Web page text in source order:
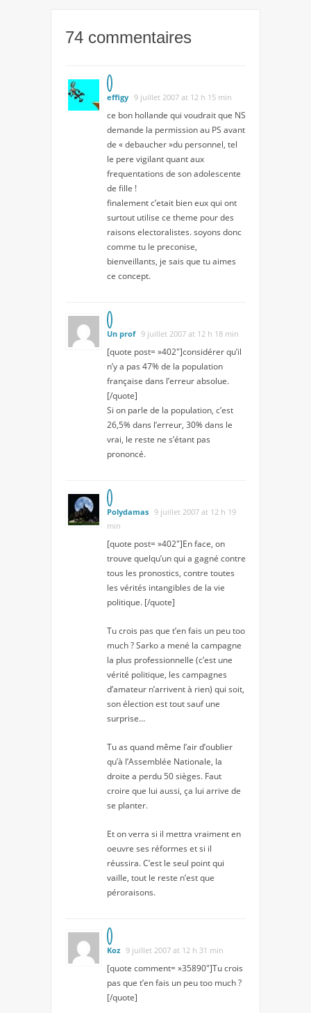
74 commentaires
effigy 9 juillet 2007 at 12 h 15 min
ce bon hollande qui voudrait que NS
demande la permission au PS avant
de « debaucher »du personnel, tel
le pere vigilant quant aux
frequentations de son adolescente
de fille !
finalement c’etait bien eux qui ont
surtout utilise ce theme pour des
raisons electoralistes. soyons donc
comme tu le preconise,
bienveillants, je sais que tu aimes
ce concept.
Un prof 9 juillet 2007 at 12 h 18 min
[quote post= »402″]considérer qu’il
n’y a pas 47% de la population
française dans l’erreur absolue.
[/quote]
Si on parle de la population, c’est
26,5% dans l’erreur, 30% dans le
vrai, le reste ne s’étant pas
prononcé.
Polydamas 9 juillet 2007 at 12 h 19
min
[quote post= »402″]En face, on
trouve quelqu’un qui a gagné contre
tous les pronostics, contre toutes
les vérités intangibles de la vie
politique. [/quote]
Tu crois pas que t’en fais un peu too
much ? Sarko a mené la campagne
la plus professionnelle (c’est une
vérité politique, les campagnes
d’amateur n’arrivent à rien) qui soit,
son élection est tout sauf une
surprise…
Tu as quand même l’air d’oublier
qu’à l’Assemblée Nationale, la
droite a perdu 50 sièges. Faut
croire que lui aussi, ça lui arrive de
se planter.
Et on verra si il mettra vraiment en
oeuvre ses réformes et si il
réussira. C’est le seul point qui
vaille, tout le reste n’est que
péroraisons.
Koz 9 juillet 2007 at 12 h 31 min
[quote comment= »35890″]Tu crois
pas que t’en fais un peu too much ?
[/quote]